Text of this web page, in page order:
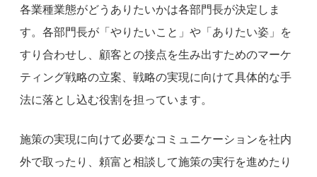
各業種業態がどうありたいかは各部門長が決定しま
す。各部門長が「やりたいこと」や「ありたい姿」を
すり合わせし、顧客との接点を生み出すためのマーケ
ティング戦略の立案、戦略の実現に向けて具体的な手
法に落とし込む役割を担っています。
施策の実現に向けて必要なコミュニケーションを社内
外で取ったり、頼富と相談して施策の実行を進めたり